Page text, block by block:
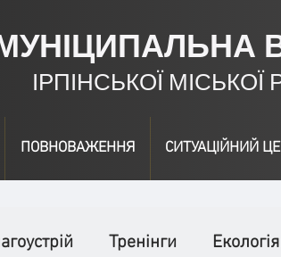
ІРПІНСЬКОЇ МІСЬКОЇ
ПОВНОВАЖЕННЯ СИТУАЦІЙНИЙ
Тренінги Екологія